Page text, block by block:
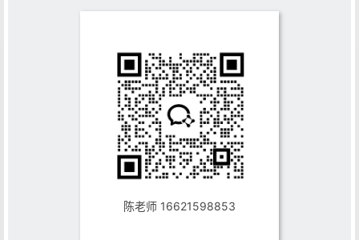
陈老师 16621598853